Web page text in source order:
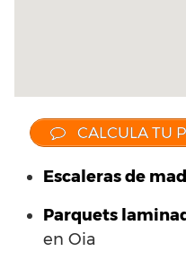
CALCULA TU
Escaleras de
Parquets
en Oia